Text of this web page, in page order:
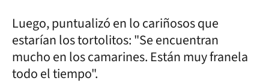
Luego, puntualizó en lo cariñosos que
estarían los tortolitos: "Se encuentran
mucho en los camarines. Están muy franela
todo el tiempo".